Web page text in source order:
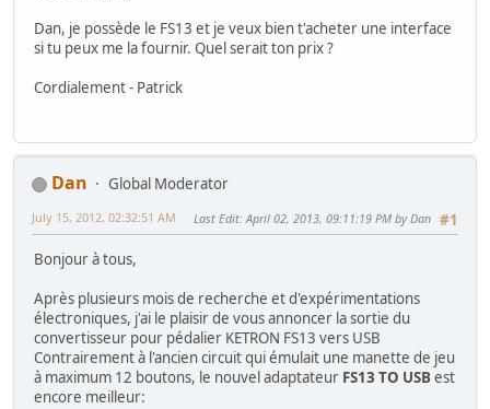
Dan, je possède le FS13 et je veux bien t'acheter une interface
si tu peux me la fournir. Quel serait ton prix ?
Cordialement - Patrick
Dan
Global Moderator
#1
July 15, 2012, 02:32:51 AM Last Edit: April 02, 2013, 09:11:19 PM by Dan
Bonjour à tous,
Après plusieurs mois de recherche et d'expérimentations
électroniques, j'ai le plaisir de vous annoncer la sortie du
convertisseur pour pédalier KETRON FS13 vers USB
Contrairement à l'ancien circuit qui émulait une manette de jeu
à maximum 12 boutons, le nouvel adaptateur FS13 TO USBest
encore meilleur: